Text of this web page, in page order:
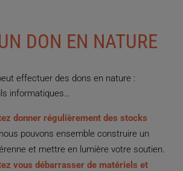
DON EN NATURE
effectuer des dons en nature :
informatiques…
donner régulièrement des stocks
nous pouvons ensemble construire un
et mettre en lumière votre soutien.
vous débarrasser de matériels et